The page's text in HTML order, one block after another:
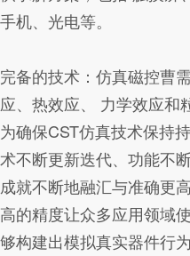
手机、光电等。
完备的技术：仿真磁控曹
应、热效应、 力学效应和
为确保CST仿真技术保持
术不断更新迭代、功能不
成就不断地融汇与准确更
高的精度让众多应用领域
够构建出模拟真实器件行